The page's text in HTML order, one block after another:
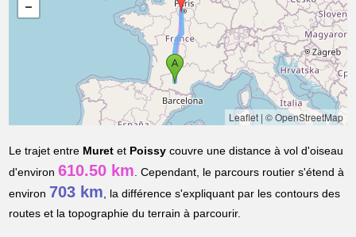
Leaflet| © OpenStreetMap
Le trajet entre Muret et Poissy couvre une distance à vol d'oiseau
d'environ610.50 km. Cependant, le parcours routier s'étend à
environ 703 km, la différence s'expliquant par les contours des
routes et la topographie du terrain à parcourir.